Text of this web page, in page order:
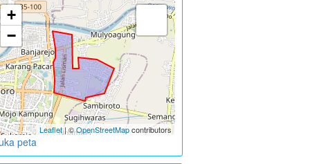
+
−
Leaflet| ©OpenStreetMapcontributors
peta